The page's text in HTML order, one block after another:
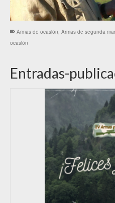
Armas de ocasión Armas de segunda
ocasión
Entradas-